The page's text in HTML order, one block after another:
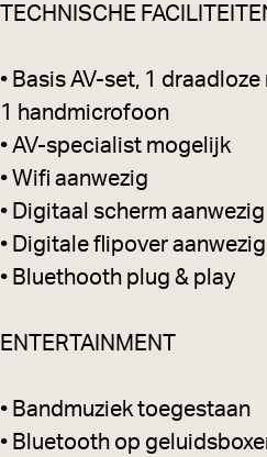
TECHNISCHE
• Basis AV-set, 1
1 handmicrofoon
• AV-specialist mogelijk
• Wifi aanwezig
• Digitaal scherm aanwezig
• Digitale flipover aanwezig
• Bluethooth plug & play
ENTERTAINMENT
• Bandmuziek toegestaan
• Bluetooth op